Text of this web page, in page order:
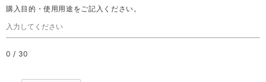
購入目的・使用用途をご記入ください。
0 / 30